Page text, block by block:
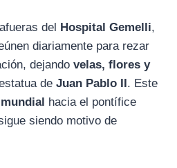
del Hospital Gemelli,
diariamente para rezar
dejando velas, flores y
de Juan Pablo II. Este
hacia el pontífice
siendo motivo de